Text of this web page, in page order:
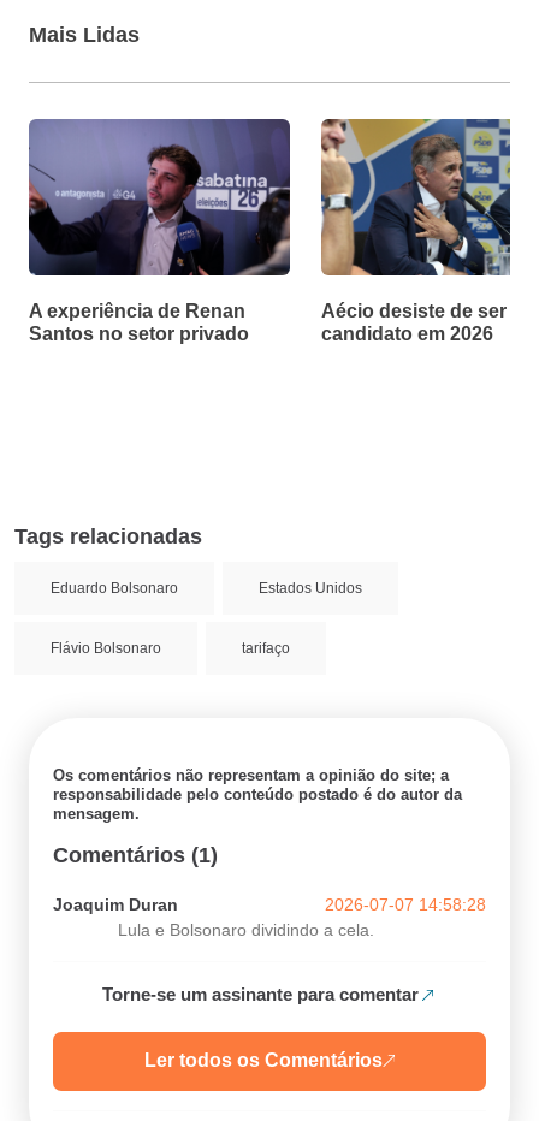
Mais Lidas
A experiência de Renan
Santos no setor privado
Aécio desiste de ser
candidato em 2026
Tags relacionadas
Eduardo Bolsonaro Estados Unidos
Flávio Bolsonaro tarifaço
Os comentários não representam a opinião do site; a
responsabilidade pelo conteúdo postado é do autor da
mensagem.
Comentários (1)
Joaquim Duran
2026-07-07 14:58:28
Lula e Bolsonaro dividindo a cela.
Torne-se um assinante para comentar
Ler todos os Comentários